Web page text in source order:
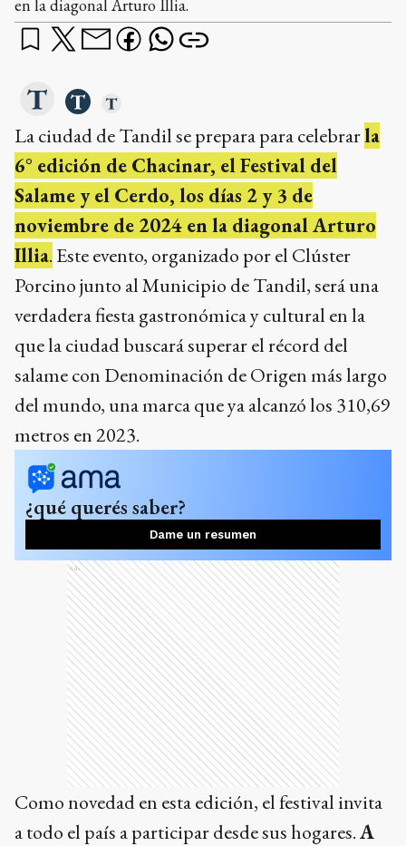
en la diagonal Arturo Illia.
La ciudad de Tandil se prepara para celebrarla
6° edición de Chacinar, el Festival del
Salame y el Cerdo, los días 2 y 3 de
noviembre de 2024 en la diagonal Arturo
Illia.Este evento, organizado por el Clúster
Porcino junto al Municipio de Tandil, será una
verdadera fiesta gastronómica y cultural en la
que la ciudad buscará superar el récord del
salame con Denominación de Origen más largo
del mundo, una marca que ya alcanzó los 310,69
metros en 2023.
¿qué querés saber?
Dame un resumen
Ads
Como novedad en esta edición, el festival invita
a todo el país a participar desde sus hogares.A